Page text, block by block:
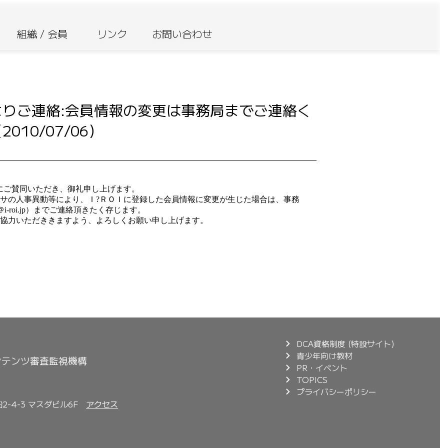
組織 / 会員 リンク お問い合わせ
ご連絡:会員情報の変更は事務局までご連絡く
07/06）
賛同いただき、御礼申し上げます。
の人事異動等により、Ｉ?ＲＯＩに登録した会員情報に変更が生じた場合は、事務
roi.jp）までご連絡頂きたく存じます。
力いただききますよう、よろしくお願い申し上げます。
ンツ審査監視機構
4-3 マスダビル6F アクセス
DCA資格制度 (特設サイト)
青少年向け教材
PR・イベント
TOPICS
プライバシーポリシー